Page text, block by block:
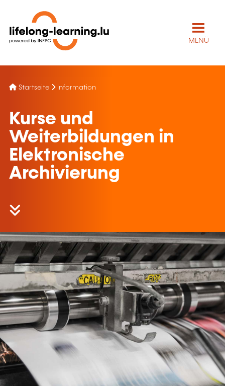
MENÜ
Startseite Information
Kurse und
Weiterbildungen in
Elektronische
Archivierung